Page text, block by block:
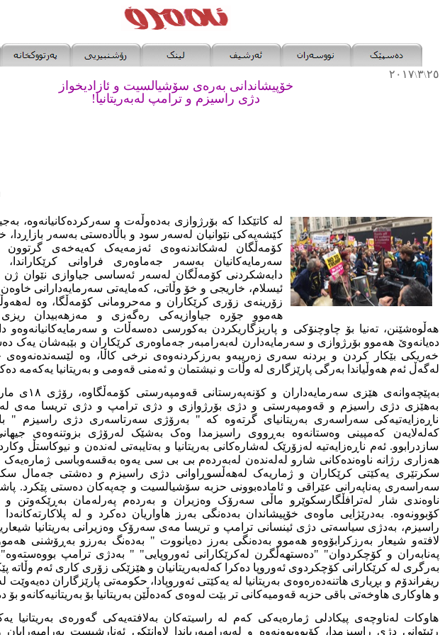
٢٥\٣\٢٠١٧
خۆپیشاندانی بەرەی سۆشیالسیت و ئازادیخواز
دژی راسیزم و ترامپ لەبەریتانیا!
لە کاتێکدا کە بۆرژوازی بەدەوڵەت و سەرکردەکانیانەوە،
کێشەیەکی نێوانیان لەسەر سود و باڵادەستی بەسەر
کۆمەڵگان لەشکاندنەوەی ئەزمەیەک کەیەخەی گرتوون
سەرمایەکانیان بەسەر جەماوەری فراوانی
دابەشکردنی کۆمەڵگان لەسەر ئەساسی جیاوازی نێوان ژن
ئیسلام، خاریجی و خۆ وڵاتی، کەمایەتی سەرمایەدارانی
زۆرینەی زۆری کرێکاران و مەحرومانی کۆمەڵگا، وە
هەموو جۆرە جیاوازیەکی رەگەزی و مەزهەبیدان
هەڵوەشێنن، تەنیا بۆ چاوچنۆکی و پاریزگاریکردن بەکورسی دەسەڵات و سەرمایەکانیانەوەو
دەیانەوێ هەموو بۆرژوازی و سەرمایەدارن لەبەرامبەر جەماوەری کرێکاران و بێبەشان یەک
خەریکی بێکار کردن و بردنە سەری زەریبەو بەرزکردنەوەی نرخی کاڵا، وە لێسەندەنەوەی
لەگەڵ ئەم هەوڵیاندا بەرگی پارێزگاری لە وڵات و نیشتمان و ئەمنی قەومی و بەریتانیا یەکەمە
بەپێچەوانەی هێزی
بەهێزی دژی راسیزم و قەومپەرستی و دژی بۆرژوازی و دژی ترامپ و دژی تریسا مەی لە
ناڕەزایەتیەکی سەراسەری بەریتانیای گرتەوە کە " بەرۆژی سەرتاسەری دژی راسیزم "
کەلەلایەن کەمپینی وەستانەوە بەڕووی راسیزمدا وەک بەشێک لەرۆژی بزوتنەوەی
سازدرابوو. ئەم ناڕەزایەتیە لەزۆرێک لەشارەکانی بەریتانیا و بەتایبەتی لەندەن و نیوکاستڵ
هەزاری رژانە ناوەندەکانی شارو لەلەندەن لەبەردەم بی بی سی یەوە بەقسەوباسی ژمارەیەک
سکرتێری یەکێتی کرێکاران و ژماریەک لەهەڵسوڕاوانی دژی راسیزم و دەشتی جەمال
سەراسەری پەناپەرانی عێراقی و ئامادەبوونی حزبە سۆشیالسیت و چەپەکان دەستی پێکرد.
ناوەندی شار لەترافڵگارسکوێرو ماڵی سەرۆک وەزیران و بەردەم پەرلەمان بەڕێکەوتن و
کۆبوونەوە. بەدرێژایی ماوەی خۆپیشاندان بەدەنگی بەرز هاواریان دەکرد و لە پلاکارتەکانەدا
راسیزم، بەدژی سیاسەتی دژی ئینسانی ترامپ و تریسا مەی سەرۆک وەزیرانی بەریتانیا
لافتەو شیعار بەرزکرابۆوەو هەموو بەدەنگی بەرز دەیانووت " بەدەنگ بەرزو بەڕۆشنی
پەنابەران و کۆچکردوان" "دەستهەڵگرن لەکرێکارانی ئەوروپایی" " بەدژی ترامپ بووەستەوە"،
بەرگری لە کرێکارانی کۆچکردوی ئەوروپا دەکرا کەلەبەریتانیان و هێزێکی زۆری کاری ئەم وڵاتە
ریفراندۆم و بڕیاری هاتنەدەرەوەی بەریتانیا لە یەکێتی ئەوروپادا، حکومەتی پارێزگاران دەیەوێت
و هاوکاری هاوخەتی باقی حزبە قەومیەکانی تر بێت لەوەی کەدەڵێن بەریتانیا بۆ بەریتانیەکانەو بۆ
هاوکات لەناوچەی پیکادلی ژمارەیەکی کەم لە راسیتەکان بەلافتەیەکی گەورەی بەریتانیا
رێپێوانی دژی راسیزمدا، کۆبووبوونەوە و لەبەرامبەریاندا لاوانێکی ئەنارشیست